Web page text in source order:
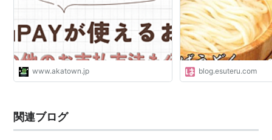
www.akatown.jp blog.esuteru.com
関連ブログ